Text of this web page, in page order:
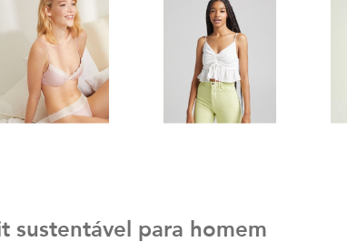
sustentável para homem